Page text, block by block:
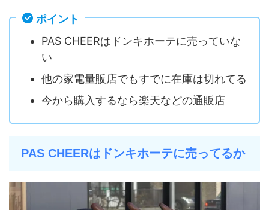
ポイント
PAS CHEERはドンキホーテに売っていな
い
他の家電量販店でもすでに在庫は切れてる
今から購入するなら楽天などの通販店
PAS CHEERはドンキホーテに売ってるか